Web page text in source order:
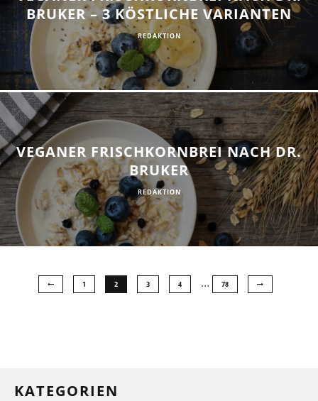
BRUKER – 3 KÖSTLICHE VARIANTEN
REDAKTION
VEGANER FRISCHKORNBREI NACH DR.
BRUKER
REDAKTION
1 2 3 4 … 78
KATEGORIEN